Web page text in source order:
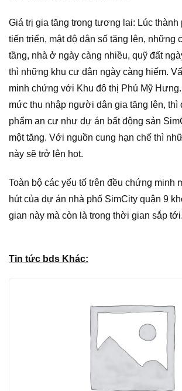
Giá trị gia tăng trong tương lai: Lúc thành
tiến triển, mật độ dân số tăng lên, những
tầng, nhà ở ngày càng nhiều, quỹ đất
thì những khu cư dân ngày càng hiếm.
minh chứng với Khu đô thị Phú Mỹ
mức thu nhập người dân gia tăng lên, thì
phẩm an cư như dự án bất động sản
một tăng. Với nguồn cung hạn chế thì
này sẽ trở lên hot.
Toàn bộ các yếu tố trên đều chứng minh
hút của dự án nhà phố SimCity quận 9
gian này mà còn là trong thời gian sắp tới.
Tin tức bds Khác: